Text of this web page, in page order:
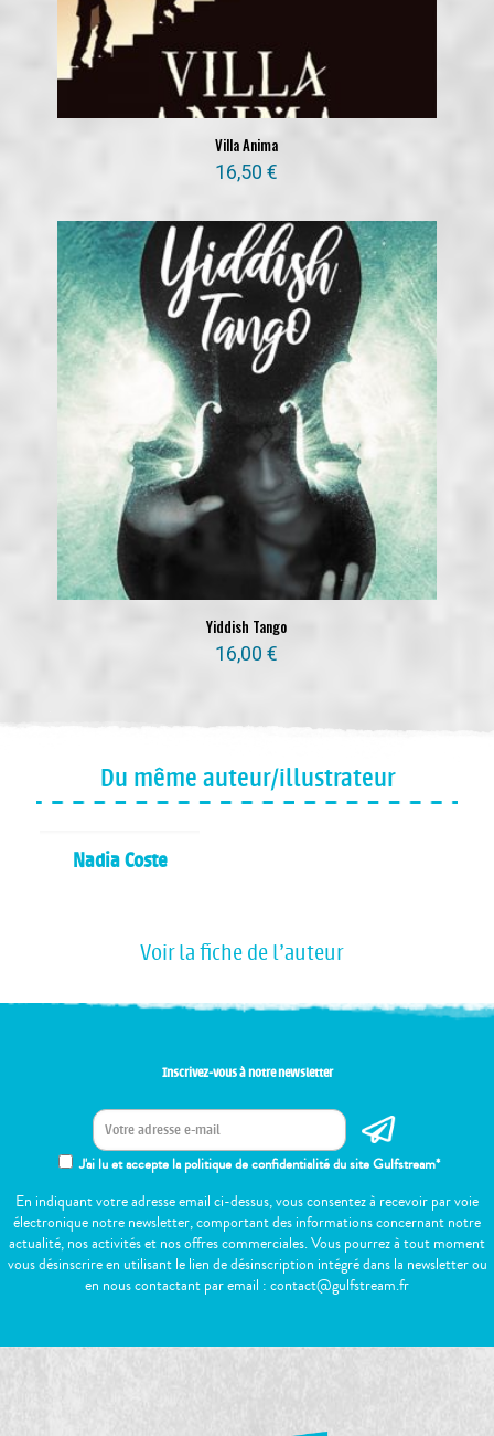
Villa Anima
16,50€
Yiddish Tango
16,00€
Du même auteur/illustrateur
Nadia Coste
Voir la fiche de l'auteur
Inscrivez-vous à notre newsletter
J'ai lu et accepte la politique de confidentialité du site Gulfstream*
En indiquant votre adresse email ci-dessus, vous consentez à recevoir par voie
électronique notre newsletter, comportant des informations concernant notre
actualité, nos activités et nos offres commerciales. Vous pourrez à tout moment
vous désinscrire en utilisant le lien de désinscription intégré dans la newsletter ou
en nous contactant par email : contact@gulfstream.fr